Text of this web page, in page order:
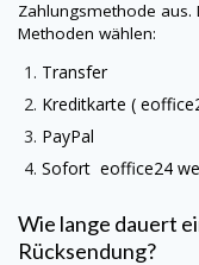
Zahlungsmethode
Methoden wählen:
Transfer
Kreditkarte (
PayPal
Sofort eoffice24
Wie lange dauert
Rücksendung?